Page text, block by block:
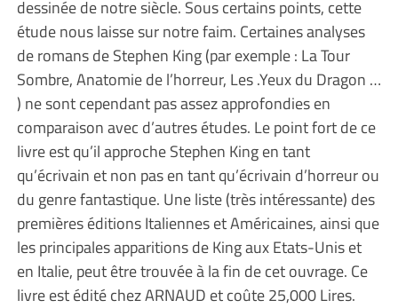
dessinée de notre siècle. Sous certains points, cette
étude nous laisse sur notre faim. Certaines analyses
de romans de Stephen King (par exemple : La Tour
Sombre, Anatomie de l’horreur, Les .Yeux du Dragon …
) ne sont cependant pas assez approfondies en
comparaison avec d’autres études. Le point fort de ce
livre est qu’il approche Stephen King en tant
qu’écrivain et non pas en tant qu’écrivain d’horreur ou
du genre fantastique. Une liste (très intéressante) des
premières éditions Italiennes et Américaines, ainsi que
les principales apparitions de King aux Etats-Unis et
en Italie, peut être trouvée à la fin de cet ouvrage. Ce
livre est édité chez ARNAUD et coûte 25,000 Lires.